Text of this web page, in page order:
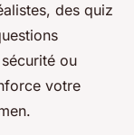
des quiz
ou
votre